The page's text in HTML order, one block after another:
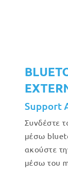
Support
Συνδέστε
μέσω
ακούστε
μέσω του